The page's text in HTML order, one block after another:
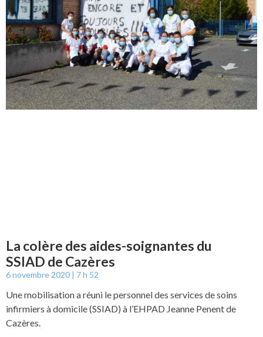
La colère des aides-soignantes du
SSIAD de Cazères
6 novembre 2020 7 h 52
Une mobilisation a réuni le personnel des services de soins
infirmiers à domicile (SSIAD) à l’EHPAD Jeanne Penent de
Cazères.